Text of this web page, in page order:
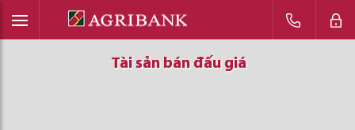
Tài sản bán đấu giá
Tài sản bán đấu giá
Tài sản bán đấu giá